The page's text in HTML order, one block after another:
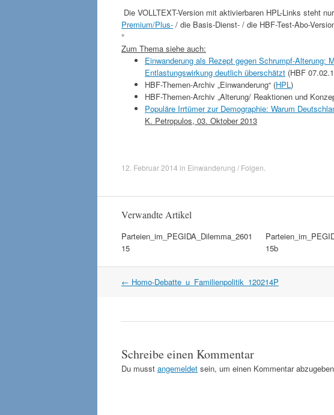
Die VOLLTEXT-Version mit aktivierbaren HPL-Links steht
Premium/Plus- / die Basis-Dienst- / die HBF-Test-Abo-
°
Zum Thema siehe auch:
Einwanderung als Rezept gegen Schrumpf-Alterung:
Entlastungswirkung deutlich überschätzt (HBF
HBF-Themen-Archiv „Einwanderung“ (HPL)
HBF-Themen-Archiv „Alterung/ Reaktionen und
Populäre Irrtümer zur Demographie: Warum
K. Petropulos, 03. Oktober 2013
12. Februar 2014 in Einwanderung / Folgen
Verwandte Artikel
Parteien_im_PEGIDA_Dilemma_2601
15
15b
Artikel
← Homo-Debatte_u_Familienpolitik_120214P
Schreibe einen Kommentar
Du musst angemeldet sein, um einen Kommentar